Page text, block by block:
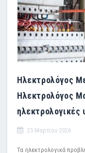
Ηλεκτρολόγος
Ηλεκτρολόγος
ηλεκτρολογικές
25 Μαρτίου 2026
Τα ηλεκτρολογικά